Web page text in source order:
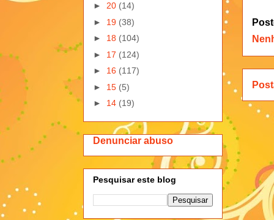
► 20 (14)
► 19 (38)
► 18 (104)
► 17 (124)
► 16 (117)
► 15 (5)
► 14 (19)
Denunciar abuso
Pesquisar este blog